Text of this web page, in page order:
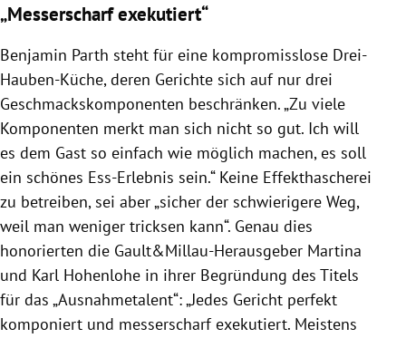
„Messerscharf exekutiert“
Benjamin Parth steht für eine kompromisslose Drei-
Hauben-Küche, deren Gerichte sich auf nur drei
Geschmackskomponenten beschränken. „Zu viele
Komponenten merkt man sich nicht so gut. Ich will
es dem Gast so einfach wie möglich machen, es soll
ein schönes Ess-Erlebnis sein.“ Keine Effekthascherei
zu betreiben, sei aber „sicher der schwierigere Weg,
weil man weniger tricksen kann“. Genau dies
honorierten die Gault&Millau-Herausgeber Martina
und Karl Hohenlohe in ihrer Begründung des Titels
für das „Ausnahmetalent“: „Jedes Gericht perfekt
komponiert und messerscharf exekutiert. Meistens